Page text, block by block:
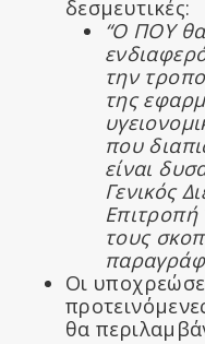
δεσμευτικές:
“Ο ΠΟΥ
την
της
που
είναι
Γενικός
Επιτροπή
τους
Οι
θα